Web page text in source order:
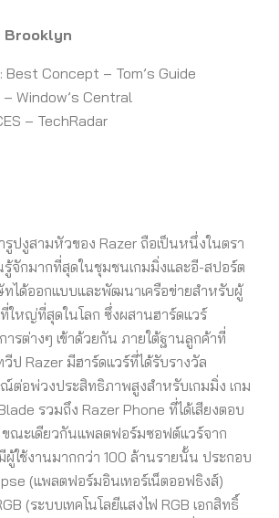
Brooklyn
Best Concept – Tom’s Guide
Window’s Central
– TechRadar
รูปงูสามหัวของ Razer ถือเป็นหนึ่งในตรา
กมากที่สุดในชุมชนเกมมิ่งและอี-สปอร์ต
ทได้ออกแบบและพัฒนาเครือข่ายสำหรับผู้
ที่ใหญ่ที่สุดในโลก ซึ่งผสานฮาร์ดแวร์
รต่างๆ เข้าด้วยกัน ภายใต้ฐานลูกค้าที่
ป Razer มีฮาร์ดแวร์ที่ได้รับรางวัล
ต่อพ่วงประสิทธิภาพสูงสำหรับเกมมิ่ง เกม
รวมถึง Razer Phone ที่ได้เสียงตอบ
ณะเดียวกันแพลตฟอร์มซอฟต์แวร์จาก
ผู้ใช้งานมากกว่า 100 ล้านรายนั้น ประกอบ
(แพลตฟอร์มอินเทอร์เน็ตออฟธิงส์)
(ระบบเทคโนโลยีแสงไฟ RGB เอกสิทธิ์